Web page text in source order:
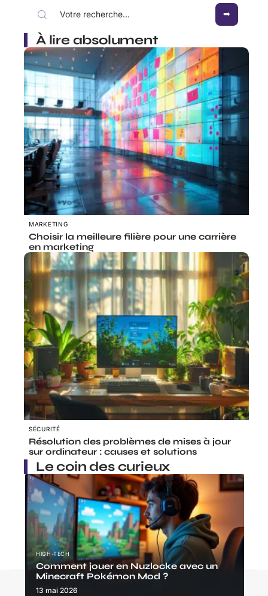
À lire absolument
MARKETING
Choisir la meilleure filière pour une carrière
en marketing
SÉCURITÉ
Résolution des problèmes de mises à jour
sur ordinateur : causes et solutions
Le coin des curieux
HIGH-TECH
Comment jouer en Nuzlocke avec un
Minecraft Pokémon Mod ?
13 mai 2026
Contact